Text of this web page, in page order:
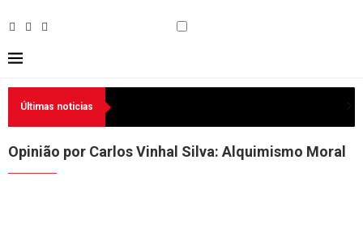
Últimas noticias
Opinião por Carlos Vinhal Silva: Alquimismo Moral